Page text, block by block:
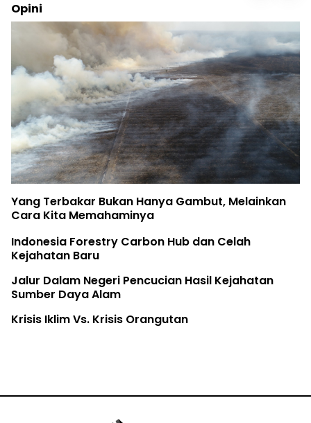
Opini
Yang Terbakar Bukan Hanya Gambut, Melainkan
Cara Kita Memahaminya
Indonesia Forestry Carbon Hub dan Celah
Kejahatan Baru
Jalur Dalam Negeri Pencucian Hasil Kejahatan
Sumber Daya Alam
Krisis Iklim Vs. Krisis Orangutan